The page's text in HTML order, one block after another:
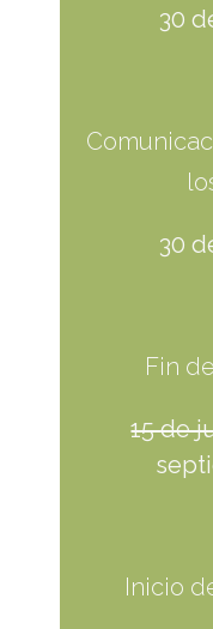
30
30
Fin
15 de
Inicio